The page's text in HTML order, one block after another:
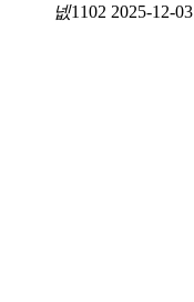
넶1102 2025-12-03